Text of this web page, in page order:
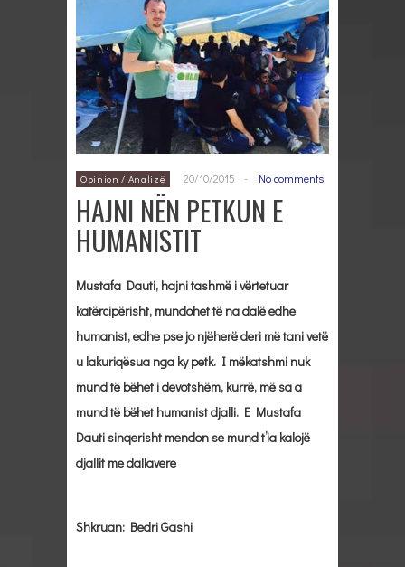
Opinion / Analizë 20/10/2015 - No comments
HAJNI NËN PETKUN E
HUMANISTIT
Mustafa Dauti, hajni tashmë i vërtetuar
katërcipërisht, mundohet të na dalë edhe
humanist, edhe pse jo njëherë deri më tani vetë
u lakuriqësua nga ky petk. I mëkatshmi nuk
mund të bëhet i devotshëm, kurrë, më sa a
mund të bëhet humanist djalli. E Mustafa
Dauti sinqerisht mendon se mund t’ia kalojë
djallit me dallavere
Shkruan: Bedri Gashi